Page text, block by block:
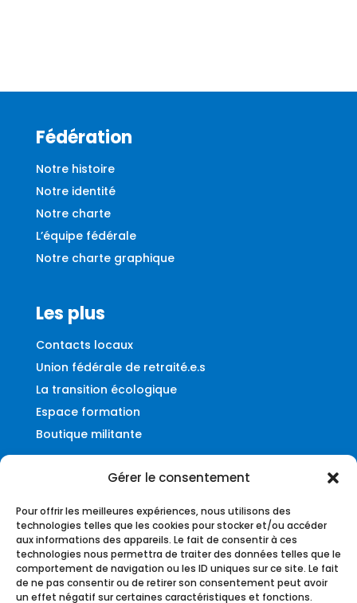
Gérer le consentement
Pour offrir les meilleures expériences, nous utilisons des
technologies telles que les cookies pour stocker et/ou accéder
aux informations des appareils. Le fait de consentir à ces
technologies nous permettra de traiter des données telles que le
comportement de navigation ou les ID uniques sur ce site. Le fait
de ne pas consentir ou de retirer son consentement peut avoir
un effet négatif sur certaines caractéristiques et fonctions.
Fédération
Notre histoire
Notre identité
Notre charte
L’équipe fédérale
Notre charte graphique
Les plus
Contacts locaux
Union fédérale de retraité.e.s
La transition écologique
Espace formation
Boutique militante
Contact
Fédération UNSA-Ferroviaire
56, rue du Faubourg Montmartre
75009 – Paris
federation@unsa-ferroviaire.org